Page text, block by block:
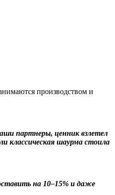
производством и
партнеры, ценник взлетел
классическая шаурма стоила
на 10–15% и даже